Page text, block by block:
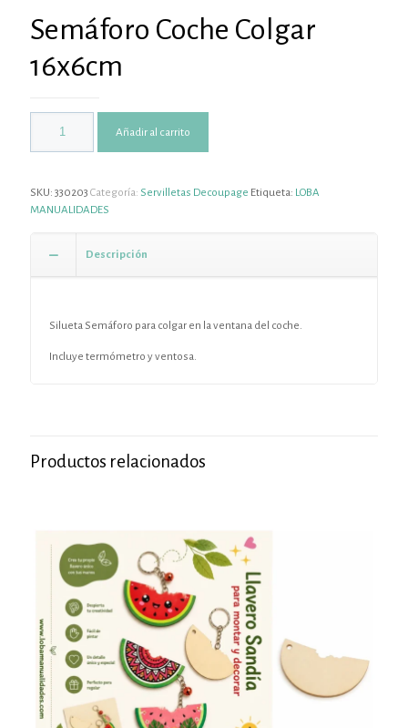
Semáforo Coche Colgar
16x6cm
Añadir al carrito
SKU: 330203 Categoría: Servilletas Decoupage Etiqueta: LOBA
MANUALIDADES
Descripción
Silueta Semáforo para colgar en la ventana del coche.
Incluye termómetro y ventosa.
Productos relacionados